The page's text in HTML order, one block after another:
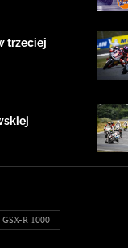
trzeciej
GSX-R 1000